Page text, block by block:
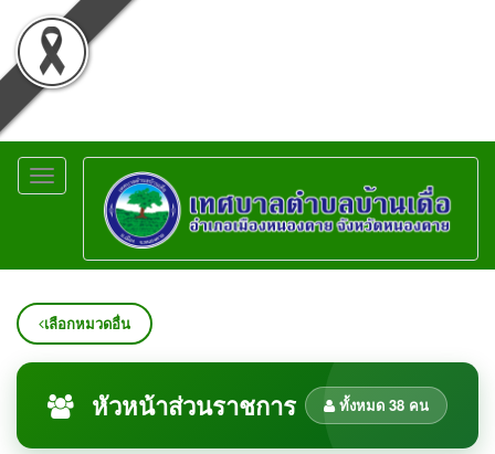
Toggle
navigation
เลือกหมวดอื่น
หัวหน้าส่วนราชการ ทั้งหมด 38 คน